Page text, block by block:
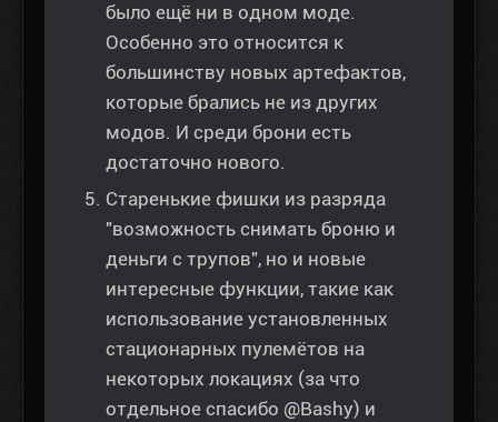
было ещё ни в одном моде.
Особенно это относится к
большинству новых артефактов,
которые брались не из других
модов. И среди брони есть
достаточно нового.
Старенькие фишки из разряда
"возможность снимать броню и
деньги с трупов", но и новые
интересные функции, такие как
использование установленных
стационарных пулемётов на
некоторых локациях (за что
отдельное спасибо @Bashy) и